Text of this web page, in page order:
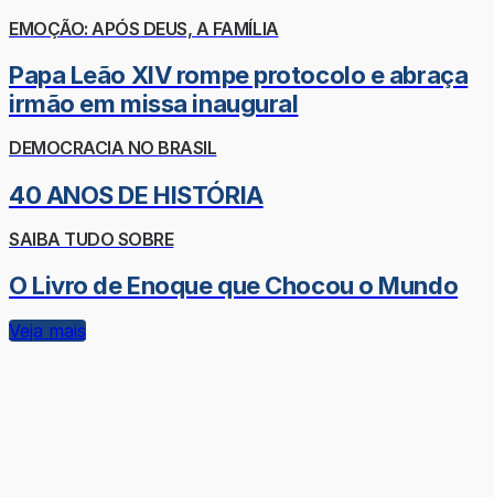
EMOÇÃO: APÓS DEUS, A FAMÍLIA
Papa Leão XIV rompe protocolo e abraça
irmão em missa inaugural
DEMOCRACIA NO BRASIL
40 ANOS DE HISTÓRIA
SAIBA TUDO SOBRE
O Livro de Enoque que Chocou o Mundo
Veja mais